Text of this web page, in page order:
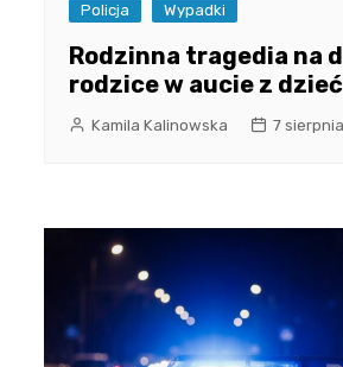
Policja Wypadki
Rodzinna tragedia na
rodzice w aucie z
Kamila Kalinowska 7